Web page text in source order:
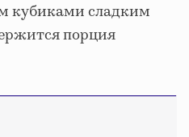
кубиками сладким
порция